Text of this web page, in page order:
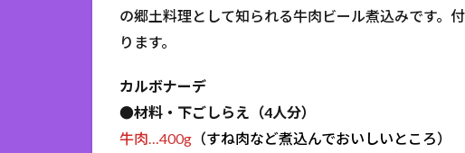
の郷土料理として知られる牛肉ビール煮込みです。
ります。
カルボナーデ
●材料・下ごしらえ（4人分）
牛肉…400g （すね肉など煮込んでおいしいところ）